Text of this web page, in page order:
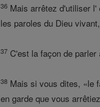
36 Mais arrêtez d'utiliser l'
les paroles du Dieu
37 C'est la façon de parler
38 Mais si vous dites, «le
en garde que vous